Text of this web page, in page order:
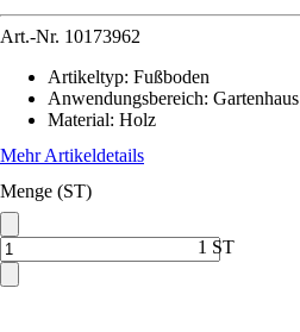
Art.-Nr. 10173962
Artikeltyp: Fußboden
Anwendungsbereich: Gartenhaus
Material: Holz
Mehr Artikeldetails
Menge (ST)
1 ST